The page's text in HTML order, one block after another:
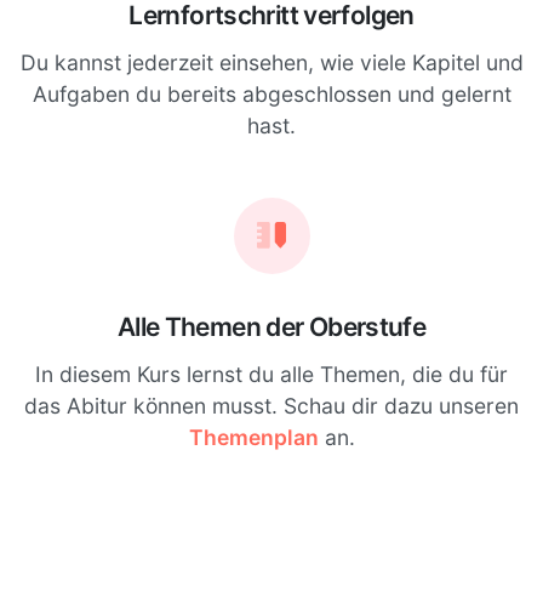
Lernfortschritt verfolgen
Du kannst jederzeit einsehen, wie viele Kapitel und
Aufgaben du bereits abgeschlossen und gelernt
hast.
Alle Themen der Oberstufe
In diesem Kurs lernst du alle Themen, die du für
das Abitur können musst. Schau dir dazu unseren
Themenplan an.